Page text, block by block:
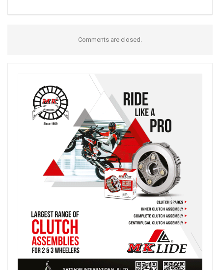
Comments are closed.